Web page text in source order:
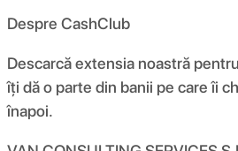
Despre CashClub
Descarcă extensia noastră
îți dă o parte din banii pe care îi
înapoi.